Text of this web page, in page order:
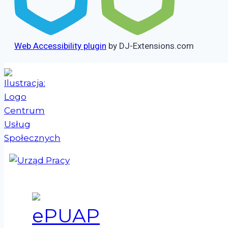
Web Accessibility plugin by DJ-Extensions.com
Przejdź
do
treści
(otwiera się w